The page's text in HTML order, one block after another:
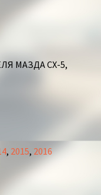
МАЗДА СХ-5,
, 2015, 2016